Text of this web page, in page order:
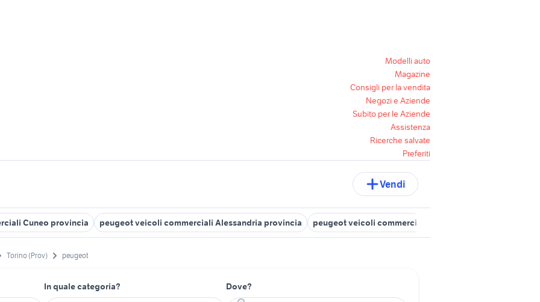
Modelli auto
Magazine
Consigli per la vendita
Negozi e Aziende
Subito per le Aziende
Assistenza
Ricerche salvate
Preferiti
Vendi
Cuneo provincia peugeot veicoli commerciali Alessandria provincia peugeot veicoli commerciali Torino
Torino (Prov) peugeot
In quale categoria? Dove?